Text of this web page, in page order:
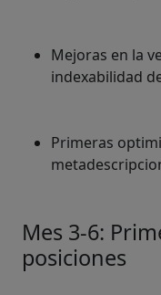
Mejoras en la
indexabilidad
Primeras
Mes 3-6:
posiciones